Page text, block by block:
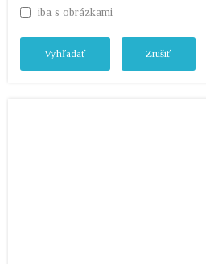
iba s obrázkami
Vyhľadať Zrušiť